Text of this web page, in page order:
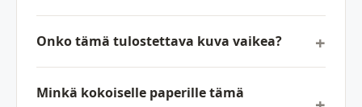
Onko tämä tulostettava kuva vaikea?
Minkä kokoiselle paperille tämä